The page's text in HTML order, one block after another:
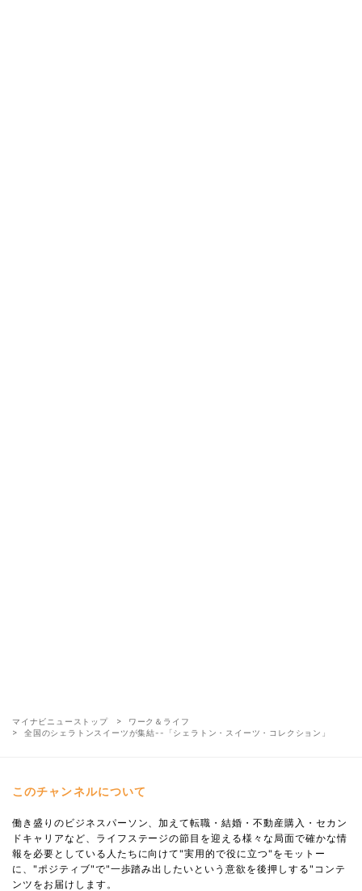
マイナビニューストップ
ワーク＆ライフ
全国のシェラトンスイーツが集結--「シェラトン・スイーツ・コレクション」
このチャンネルについて
働き盛りのビジネスパーソン、加えて転職・結婚・不動産購入・セカン
ドキャリアなど、ライフステージの節目を迎える様々な局面で確かな情
報を必要としている人たちに向けて"実用的で役に立つ"をモットー
に、"ポジティブ"で"一歩踏み出したいという意欲を後押しする"コンテ
ンツをお届けします。